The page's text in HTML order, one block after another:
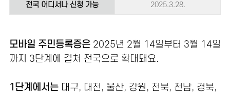
전국 어디서나 신청 가능 2025.3.28.
모바일 주민등록증은 2025년 2월 14일부터 3월 14일
까지 3단계에 걸쳐 전국으로 확대돼요.
1단계에서는 대구, 대전, 울산, 강원, 전북, 전남, 경북,